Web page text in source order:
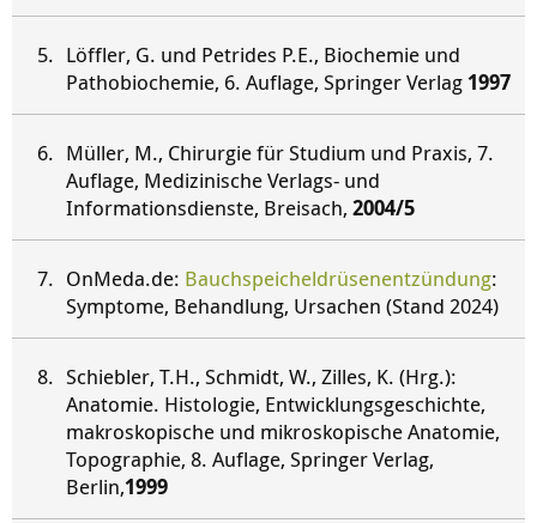
Löffler, G. und Petrides P.E., Biochemie und
Pathobiochemie, 6. Auflage, Springer Verlag 1997
Müller, M., Chirurgie für Studium und Praxis, 7.
Auflage, Medizinische Verlags- und
Informationsdienste, Breisach, 2004/5
OnMeda.de: Bauchspeicheldrüsenentzündung:
Symptome, Behandlung, Ursachen (Stand 2024)
Schiebler, T.H., Schmidt, W., Zilles, K. (Hrg.):
Anatomie. Histologie, Entwicklungsgeschichte,
makroskopische und mikroskopische Anatomie,
Topographie, 8. Auflage, Springer Verlag,
Berlin,1999